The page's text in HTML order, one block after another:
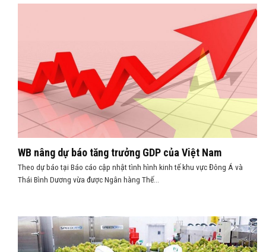
WB nâng dự báo tăng trưởng GDP của Việt Nam
Theo dự báo tại Báo cáo cập nhật tình hình kinh tế khu vực Đông Á và
Thái Bình Dương vừa được Ngân hàng Thế...